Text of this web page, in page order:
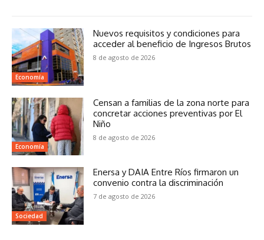
Economía
Nuevos requisitos y condiciones para
acceder al beneficio de Ingresos Brutos
8 de agosto de 2026
Economía
Censan a familias de la zona norte para
concretar acciones preventivas por El
Niño
8 de agosto de 2026
Sociedad
Enersa y DAIA Entre Ríos firmaron un
convenio contra la discriminación
7 de agosto de 2026